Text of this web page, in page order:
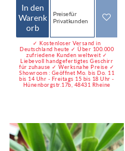
In den
Warenk
orb
Preise für
Privatkunden
✓ Kostenloser Versand in
Deutschland heute ✓ Über 100.000
zufriedene Kunden weltweit ✓
Liebevoll handgefertigtes Geschirr
für zuhause ✓ Werksnahe Preise ✓
Showroom : Geöffnet Mo. bis Do. 11
bis 14 Uhr - Freitags 15 bis 18 Uhr -
Hünenborgstr.17b, 48431 Rheine